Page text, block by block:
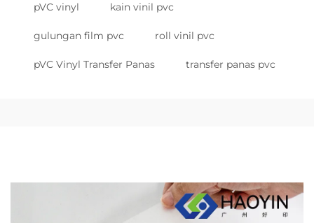
pVC vinyl kain vinil pvc
gulungan film pvc roll vinil pvc
pVC Vinyl Transfer Panas transfer panas pvc